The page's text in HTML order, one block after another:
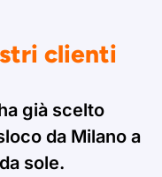
clienti
già scelto
da Milano a
sole.